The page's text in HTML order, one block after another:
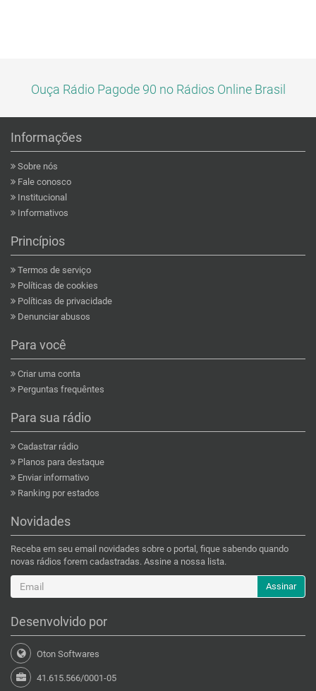
Ouça Rádio Pagode 90 no Rádios Online Brasil
Informações
Sobre nós
Fale conosco
Institucional
Informativos
Princípios
Termos de serviço
Políticas de cookies
Políticas de privacidade
Denunciar abusos
Para você
Criar uma conta
Perguntas frequêntes
Para sua rádio
Cadastrar rádio
Planos para destaque
Enviar informativo
Ranking por estados
Novidades
Receba em seu email novidades sobre o portal, fique sabendo quando
novas rádios forem cadastradas. Assine a nossa lista.
Assinar
Desenvolvido por
Oton Softwares
41.615.566/0001-05